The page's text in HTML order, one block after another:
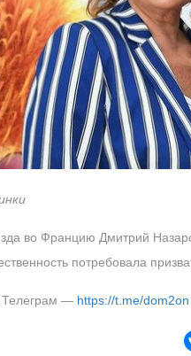
во Францию Дмитрий
потребовала
Телеграм — https://t.me/dom2on